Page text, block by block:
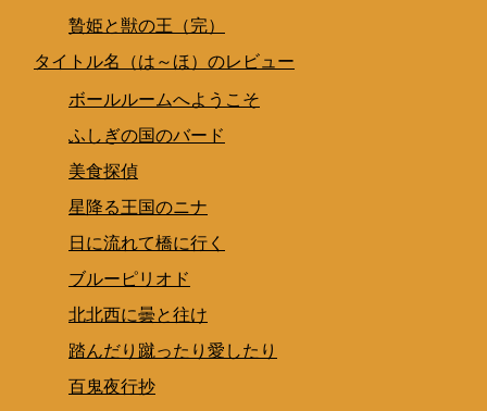
贄姫と獣の王（完）
タイトル名（は～ほ）のレビュー
ボールルームへようこそ
ふしぎの国のバード
美食探偵
星降る王国のニナ
日に流れて橋に行く
ブルーピリオド
北北西に曇と往け
踏んだり蹴ったり愛したり
百鬼夜行抄